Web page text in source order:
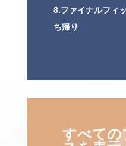
8.ファイナルフィ
ち帰り
すべての